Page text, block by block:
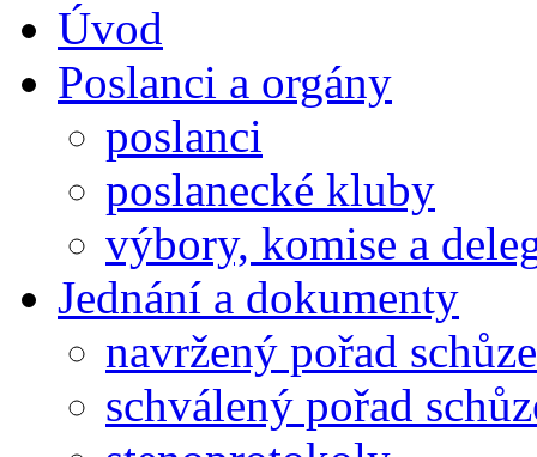
Úvod
Poslanci a orgány
poslanci
poslanecké kluby
výbory, komise a
Jednání a dokumenty
navržený pořad schůze
schválený pořad